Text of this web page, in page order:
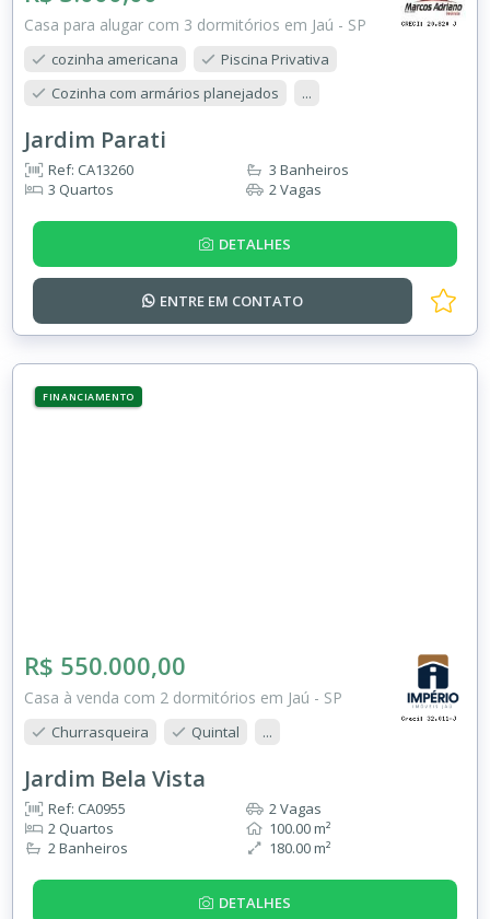
Casa para alugar com 3 dormitórios em Jaú - SP
cozinha americana
Piscina Privativa
Cozinha com armários planejados
...
Jardim Parati
Ref: CA13260
3 Quartos
3 Banheiros
2 Vagas
DETALHES
ENTRE EM CONTATO
FINANCIAMENTO
R$ 550.000,00
Casa à venda com 2 dormitórios em Jaú - SP
Churrasqueira Quintal ...
Jardim Bela Vista
Ref: CA0955
2 Quartos
2 Banheiros
2 Vagas
100.00 m²
180.00 m²
DETALHES